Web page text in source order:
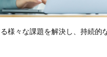
様々な課題を解決し、持続的